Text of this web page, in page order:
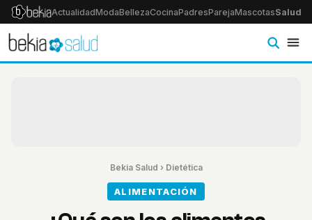
ActualidadModaBellezaCocinaPadresParejaMascotasSalud
Bekia Salud › Dietética
ALIMENTACIÓN